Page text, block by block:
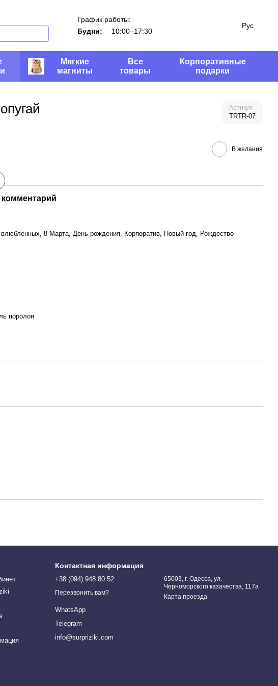
График работы:
Будни:
10:00–17:30
Рус
Мягкие
магниты
Все
товары
Корпоративные
подарки
Артикул
TRTR-07
В желания
8 Марта, День рождения, Корпоратив, Новый год, Рождество
поролон
Контактная информация
+38 (094) 948 80 52
Перезвонить вам?
WhatsApp
Telegram
info@surpriziki.com
65003, г. Одесса, ул.
Черноморского казачества, 117а
Карта проезда